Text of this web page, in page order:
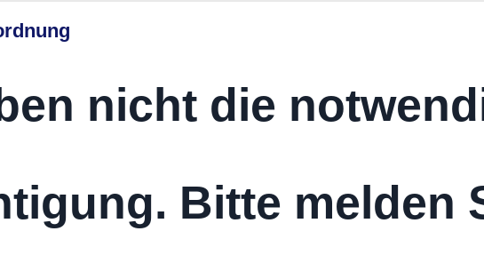
nicht die
Bitte melden